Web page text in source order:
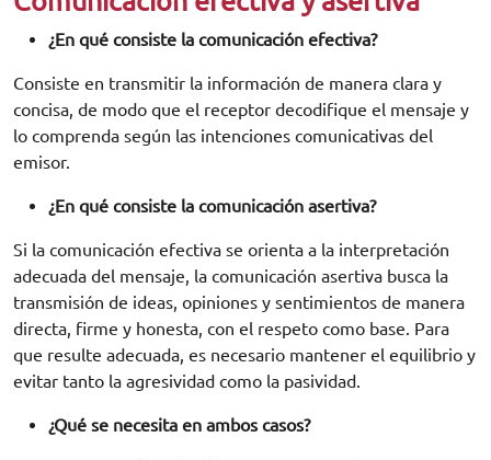
¿En qué consiste la comunicación efectiva?
Consiste en transmitir la información de manera clara y
concisa, de modo que el receptor decodifique el mensaje y
lo comprenda según las intenciones comunicativas del
emisor.
¿En qué consiste la comunicación asertiva?
Si la comunicación efectiva se orienta a la interpretación
adecuada del mensaje, la comunicación asertiva busca la
transmisión de ideas, opiniones y sentimientos de manera
directa, firme y honesta, con el respeto como base. Para
que resulte adecuada, es necesario mantener el equilibrio y
evitar tanto la agresividad como la pasividad.
¿Qué se necesita en ambos casos?